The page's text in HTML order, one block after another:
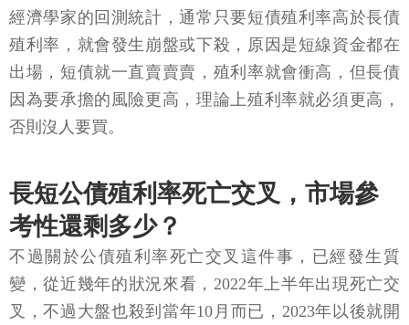
經濟學家的回測統計，通常只要短債殖利率高於長債
殖利率，就會發生崩盤或下殺，原因是短線資金都在
出場，短債就一直賣賣賣，殖利率就會衝高，但長債
因為要承擔的風險更高，理論上殖利率就必須更高，
否則沒人要買。
長短公債殖利率死亡交叉，市場參
考性還剩多少？
不過關於公債殖利率死亡交叉這件事，已經發生質
變，從近幾年的狀況來看，2022年上半年出現死亡交
叉，不過大盤也殺到當年10月而已，2023年以後就開